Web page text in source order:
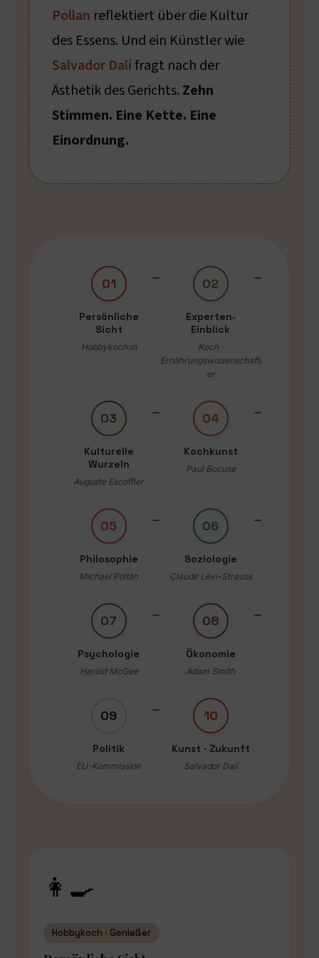
Pollan reflektiert über die Kultur
des Essens. Und ein Künstler wie
Salvador Dalífragt nach der
Ästhetik des Gerichts. Zehn
Stimmen. Eine Kette. Eine
Einordnung.
01
Persönliche
Sicht
Hobbykoch:in
02
Experten‑
Einblick
Koch ·
Ernährungswissenschaftl
er
03
Kulturelle
Wurzeln
Auguste Escoffier
04
Kochkunst
Paul Bocuse
05
Philosophie
Michael Pollan
06
Soziologie
Claude Lévi-Strauss
07
Psychologie
Harold McGee
08
Ökonomie
Adam Smith
09
Politik
EU-Kommission
10
Kunst · Zukunft
Salvador Dalí
👩‍🍳
Hobbykoch · Genießer